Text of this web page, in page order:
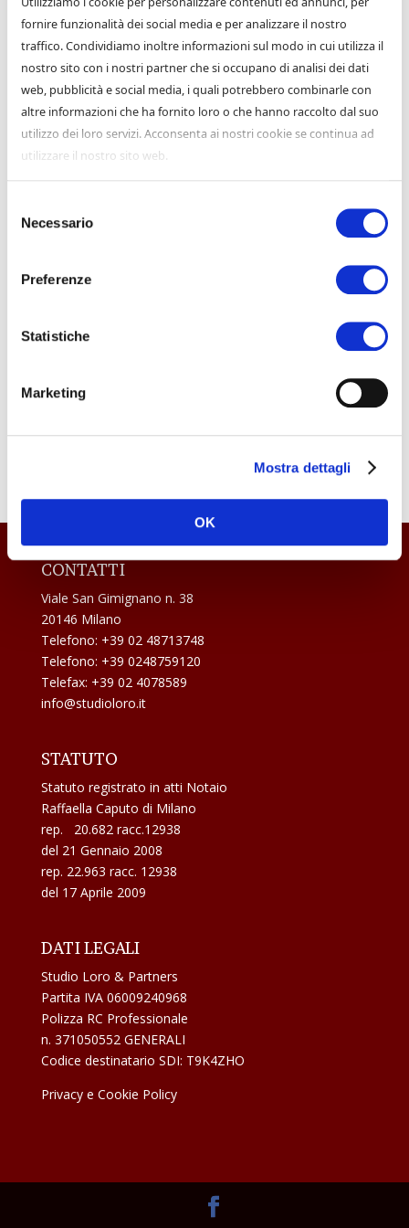
fornire funzionalità dei social media e per analizzare il nostro
traffico. Condividiamo inoltre informazioni sul modo in cui utilizza il
nostro sito con i nostri partner che si occupano di analisi dei dati
web, pubblicità e social media, i quali potrebbero combinarle con
altre informazioni che ha fornito loro o che hanno raccolto dal suo
utilizzo dei loro servizi. Acconsenta ai nostri cookie se continua ad
utilizzare il nostro sito web.
delNecessario
Preferenze
Statistiche
Marketing
Mostra dettagli
OK
con l’effetto di suddividere, nella pratica, cittadini di
categoria A e cittadini di categoria B, vale a dire
cittadini che vengono “tutelati” a fronte di determinati
flussi luminosi e cittadini che analoga tutela non viene
loro riconosciuta, sempre che possa parlarsi di tutela,
concettualmente nella logica come in diritto.
Una Nuova Casa per “Nanetti e Funghetti”
Questione di pali
CONTATTI
Viale San Gimignano n. 38
20146 Milano
Telefono: +39 02 48713748
Telefono: +39 0248759120
Telefax: +39 02 4078589
info@studioloro.it
STATUTO
Statuto registrato in atti Notaio
Raffaella Caputo di Milano
rep. 20.682 racc.12938
del 21 Gennaio 2008
rep. 22.963 racc. 12938
del 17 Aprile 2009
DATI LEGALI
Studio Loro & Partners
Partita IVA 06009240968
Polizza RC Professionale
n. 371050552 GENERALI
Codice destinatario SDI: T9K4ZHO
Privacy e Cookie Policy